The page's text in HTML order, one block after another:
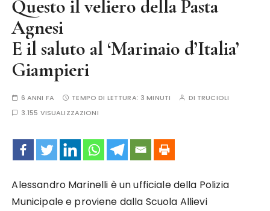
Questo il veliero della Pasta
Agnesi
E il saluto al ‘Marinaio d’Italia’
Giampieri
6 ANNI FA TEMPO DI LETTURA: 3 MINUTI DI TRUCIOLI
3.155 VISUALIZZAZIONI
Alessandro Marinelli è un ufficiale della Polizia
Municipale e proviene dalla Scuola Allievi